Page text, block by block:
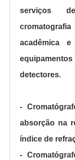
FALE CONOSCO
serviços
acadêmica
detectores.
-
absorção na
índice de
- C